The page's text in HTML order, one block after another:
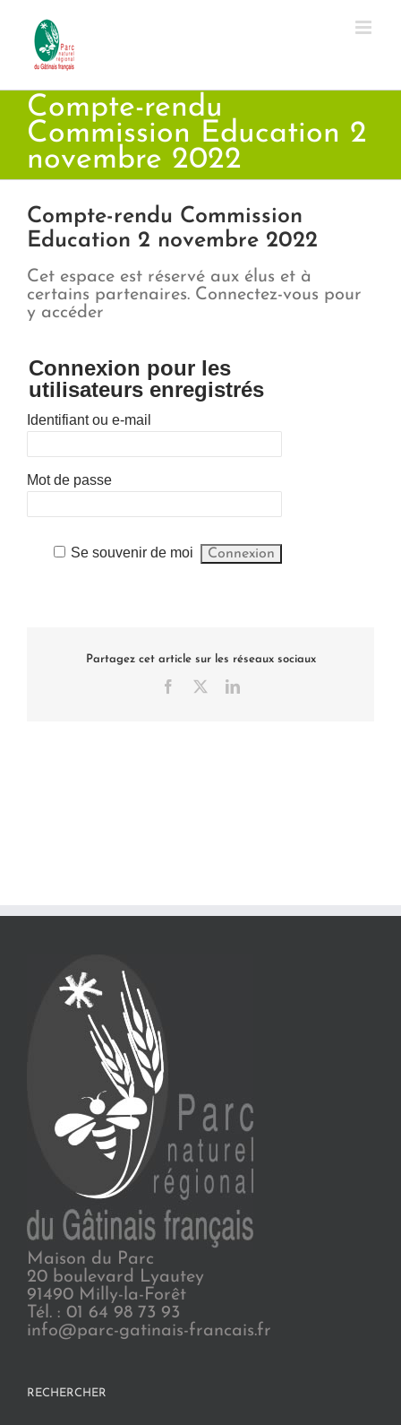
contenu
Compte-rendu
Commission Education 2
novembre 2022
Compte-rendu Commission
Education 2 novembre 2022
Cet espace est réservé aux élus et à
certains partenaires. Connectez-vous pour
y accéder
Connexion pour les
utilisateurs enregistrés
Identifiant ou e-mail
Mot de passe
Se souvenir de moi
Partagez cet article sur les réseaux sociaux
Facebook LinkedIn
Maison du Parc
20 boulevard Lyautey
91490 Milly-la-Forêt
Tél. : 01 64 98 73 93
info@parc-gatinais-francais.fr
RECHERCHER